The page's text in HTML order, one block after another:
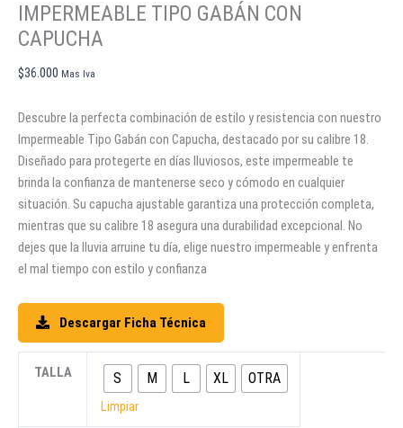
IMPERMEABLE TIPO GABÁN CON
CAPUCHA
$36.000 Mas Iva
Descubre la perfecta combinación de estilo y resistencia con nuestro
Impermeable Tipo Gabán con Capucha, destacado por su calibre 18.
Diseñado para protegerte en días lluviosos, este impermeable te
brinda la confianza de mantenerse seco y cómodo en cualquier
situación. Su capucha ajustable garantiza una protección completa,
mientras que su calibre 18 asegura una durabilidad excepcional. No
dejes que la lluvia arruine tu día, elige nuestro impermeable y enfrenta
el mal tiempo con estilo y confianza
Descargar Ficha Técnica
TALLA S M L XL OTRA
Limpiar